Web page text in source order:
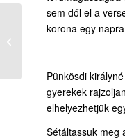
sem dől el a
korona egy
Pünkösdi
gyerekek
elhelyezhetjük
Sétáltassuk meg
Ódor Fanna: Pünkösdi